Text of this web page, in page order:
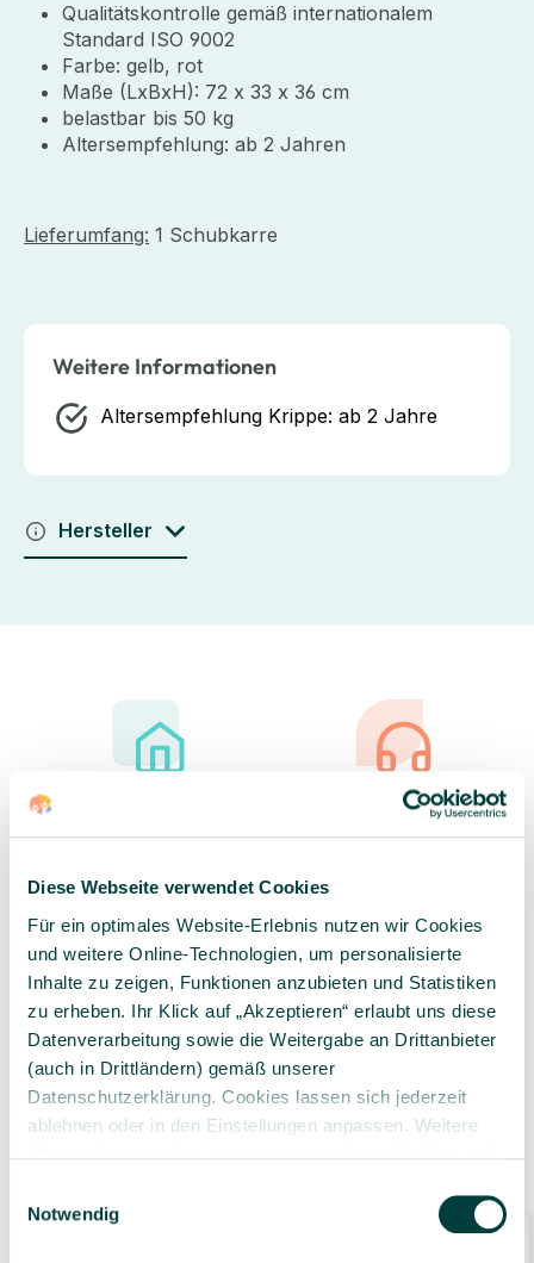
Diese Webseite verwendet Cookies
Für ein optimales Website-Erlebnis nutzen wir Cookies
und weitere Online-Technologien, um personalisierte
Inhalte zu zeigen, Funktionen anzubieten und Statistiken
zu erheben. Ihr Klick auf „Akzeptieren“ erlaubt uns diese
Datenverarbeitung sowie die Weitergabe an Drittanbieter
(auch in Drittländern) gemäß unserer
Datenschutzerklärung. Cookies lassen sich jederzeit
ablehnen oder in den Einstellungen anpassen. Weitere
schutz­erklärung
Notwendig
Qualitätskontrolle gemäß internationalem
Standard ISO 9002
Farbe: gelb, rot
Maße (LxBxH): 72 x 33 x 36 cm
belastbar bis 50 kg
Altersempfehlung: ab 2 Jahren
Lieferumfang: 1 Schubkarre
Weitere Informationen
Altersempfehlung Krippe: ab 2 Jahre
Hersteller
Sorgfältig ausgewähltes
Kompetente und
individuelle Beratung
Geprüfte Lieferkette
1-3 Werktage Lieferzeit
bei Versand aus dem
eigenen Lager